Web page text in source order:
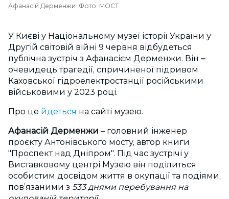
Афанасій Дерменжи. Фото: МОСТ
У Києві у Національному музеї історії України у
Другій світовій війні 9 червня відбудеться
публічна зустріч з Афанасієм Дерменжи. Він –
очевидець трагедії, спричиненої підривом
Каховської гідроелектростанції російськими
військовими у 2023 році.
Про це йдеться на сайті музею.
Афанасій Дерменжи – головний інженер
проєкту Антонівського мосту, автор книги
"Проспект над Дніпром". Під час зустрічі у
Виставковому центрі Музею він поділиться
особистим досвідом життя в окупації та подіями,
пов’язаними з 533 днями перебування на